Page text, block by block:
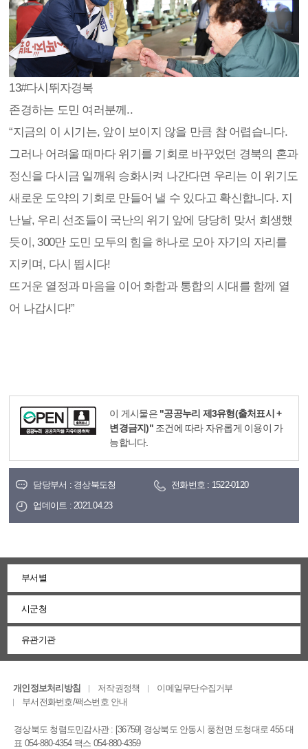
13#다시뛰자경북
존경하는 도민 여러분께..
“지금의 이 시기는, 앞이 보이지 않을 만큼 참 어렵습니다.
그러나 어려울 때마다 위기를 기회로 바꾸었던 경북의 혼과
정신을 다시금 일깨워 승화시켜 나간다면 우리는 이 위기도
새로운 도약의 기회로 만들어 낼 수 있다고 확신합니다. 지
난날, 우리 선조들이 국난의 위기 앞에 당당히 맞서 희생했
듯이, 300만 도민 모두의 힘을 하나로 모아 자기의 자리를
지키며, 다시 뜁시다!
뜨거운 열정과 마음을 이어 화합과 통합의 시대를 함께 열
어 나갑시다!”
이 게시물은 "공공누리 제3유형(출처표시 +
변경금지)"조건에 따라 자유롭게 이용이 가
능합니다.
담당부서 : 경상북도청
전화번호 : 1522-0120
업데이트 : 2021.04.23
부서별
시군청
유관기관
개인정보처리방침 저작권정책
이메일무단수집거부
부서전화번호/팩스번호 안내
경상북도 청렴도민감사관 : [36759] 경상북도 안동시 풍천면 도청대로 455 대
표 054-880-4354 팩스 054-880-4359